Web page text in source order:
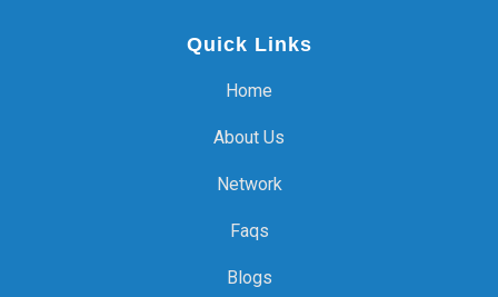
Quick Links
Home
About Us
Network
Faqs
Blogs